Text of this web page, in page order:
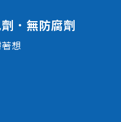
．無防腐劑
想